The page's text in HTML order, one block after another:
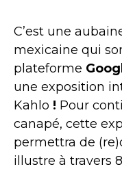
C’est une
mexicaine qui
plateforme
une exposition
Kahlo ! Pour
canapé, cette
permettra de
illustre à travers